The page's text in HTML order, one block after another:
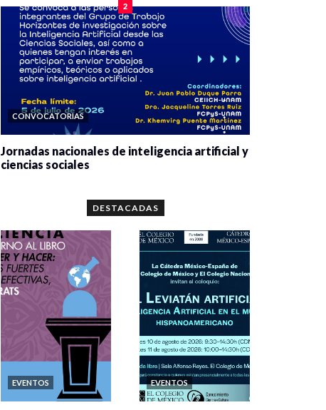
2
CONVOCATORIAS
Jornadas nacionales de inteligencia artificial y
ciencias sociales
DESTACADAS
EVENTOS EVENTOS